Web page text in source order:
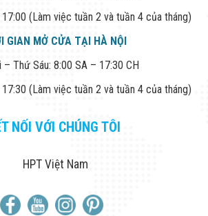
(Làm việc tuần 2 và tuần 4 của tháng)
GIAN MỞ CỬA TẠI HÀ NỘI
– Thứ Sáu: 8:00 SA – 17:30 CH
(Làm việc tuần 2 và tuần 4 của tháng)
NỐI VỚI CHÚNG TÔI
HPT Việt Nam